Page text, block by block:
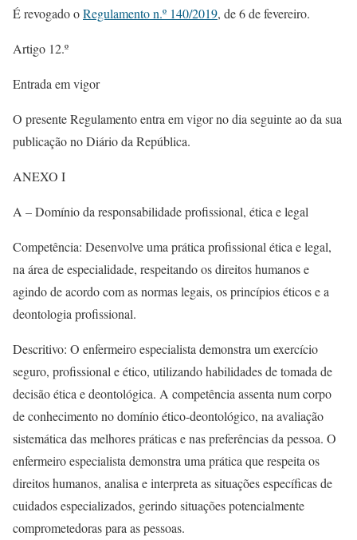
É revogado oRegulamento n.º 140/2019, de 6 de fevereiro.
Artigo 12.º
Entrada em vigor
O presente Regulamento entra em vigor no dia seguinte ao da sua
publicação no Diário da República.
ANEXO I
A – Domínio da responsabilidade profissional, ética e legal
Competência: Desenvolve uma prática profissional ética e legal,
na área de especialidade, respeitando os direitos humanos e
agindo de acordo com as normas legais, os princípios éticos e a
deontologia profissional.
Descritivo: O enfermeiro especialista demonstra um exercício
seguro, profissional e ético, utilizando habilidades de tomada de
decisão ética e deontológica. A competência assenta num corpo
de conhecimento no domínio ético-deontológico, na avaliação
sistemática das melhores práticas e nas preferências da pessoa. O
enfermeiro especialista demonstra uma prática que respeita os
direitos humanos, analisa e interpreta as situações específicas de
cuidados especializados, gerindo situações potencialmente
comprometedoras para as pessoas.